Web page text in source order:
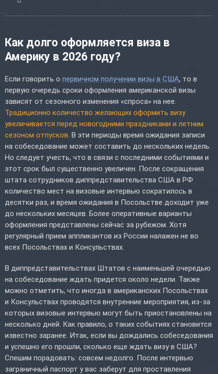
Как долго оформляется виза в
Америку в 2026 году?
Если говорить о первичном получении визы в США, то в
первую очередь сроки оформления американской визы
зависят от сезонного изменения «спроса» на нее.
Традиционно количество желающих оформить визу
увеличивается перед новогодними праздниками и летним
сезоном отпусков . В эти периоды время ожидания записи
на собеседование может составить до нескольких недель.
Но следует учесть, что в связи с последними событиями и
этот срок был существенно увеличен. После сокращения
штата сотрудников диппредставительства США в РФ
количество мест на визовые интервью сократилось в
десятки раз, и время ожидания в Посольстве доходит уже
до нескольких месяцев. Более оперативные варианты
оформления представлены сейчас за рубежом. Хотя
регулярный прием аппликантов из России налажен не во
всех Посольствах и Консульствах.
В диппредставительствах Штатов с наименьшей очередью
на собеседование ждать придется около недели. Также
можно отметить, что иногда в американских Посольствах
и Консульствах проводятся внутренние мероприятия, из-за
которых визовые интервью могут быть приостановлены на
несколько дней. Как правило, о таких событиях становится
известно заранее. Итак, если вы дождались собеседования
и успешно его прошли, сколько еще ждать визу в США?
Спешим порадовать: совсем недолго. После интервью
заграничный паспорт у вас заберут для проставления